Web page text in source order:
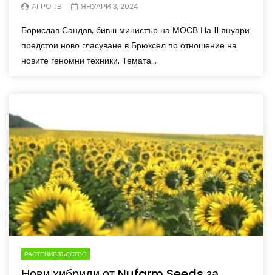
АГРО ТВ ЯНУАРИ 3, 2024
Борислав Сандов, бивш министър на МОСВ На 11 януари
предстои ново гласуване в Брюксел по отношение на
новите геномни техники. Темата...
РАСТЕНИЕВЪДСТВО